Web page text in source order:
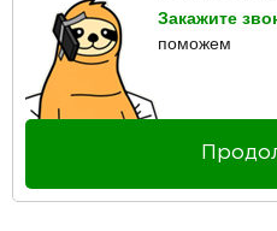
Закажите
поможем